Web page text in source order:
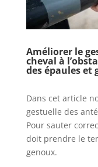
Améliorer le
cheval à
des épaules et
Dans cet article
gestuelle des
Pour sauter
doit prendre le
genoux.